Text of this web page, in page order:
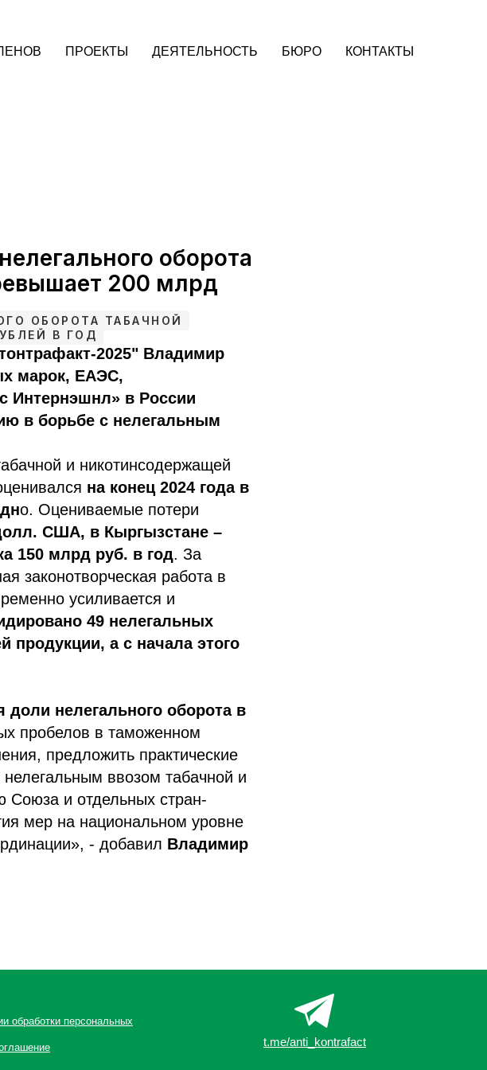
ПРОЕКТЫ ДЕЯТЕЛЬНОСТЬ БЮРО КОНТАКТЫ
оборота
200 млрд
ОБОРОТА ТАБАЧНОЙ
В ГОД
2025" Владимир
марок, ЕАЭС,
в России
в борьбе с нелегальным
и никотинсодержащей
на конец 2024 года в
о. Оцениваемые потери
США, в Кыргызстане –
150 млрд руб. в год. За
законотворческая работа в
усиливается и
49 нелегальных
продукции, а с начала этого
нелегального оборота в
пробелов в таможенном
предложить практические
ввозом табачной и
Союза и отдельных стран-
мер на национальном уровне
- добавил Владимир
обработки персональных
t.me/anti_kontrafact